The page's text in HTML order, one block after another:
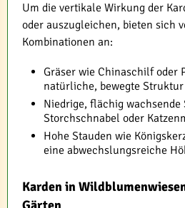
Um die vertikale Wirkung der
oder auszugleichen, bieten sich
Kombinationen an:
Gräser wie Chinaschilf oder
natürliche, bewegte Struktur
Niedrige, flächig wachsende
Storchschnabel oder
Hohe Stauden wie
eine abwechslungsreiche
Karden in